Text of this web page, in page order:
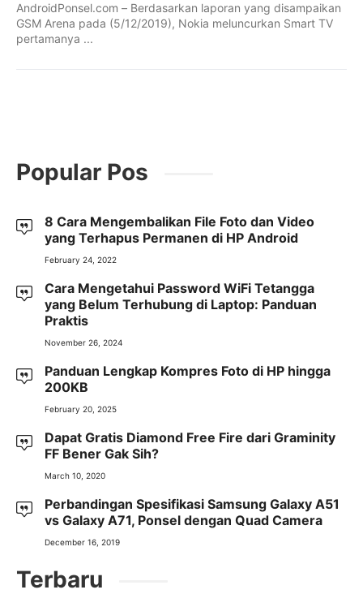
AndroidPonsel.com – Berdasarkan laporan yang disampaikan
GSM Arena pada (5/12/2019), Nokia meluncurkan Smart TV
pertamanya ...
Popular Pos
8 Cara Mengembalikan File Foto dan Video
yang Terhapus Permanen di HP Android
February 24, 2022
Cara Mengetahui Password WiFi Tetangga
yang Belum Terhubung di Laptop: Panduan
Praktis
November 26, 2024
Panduan Lengkap Kompres Foto di HP hingga
200KB
February 20, 2025
Dapat Gratis Diamond Free Fire dari Graminity
FF Bener Gak Sih?
March 10, 2020
Perbandingan Spesifikasi Samsung Galaxy A51
vs Galaxy A71, Ponsel dengan Quad Camera
December 16, 2019
Terbaru